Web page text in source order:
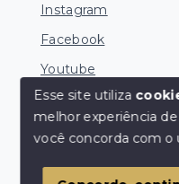
Instagram
Facebook
Youtube
© Copyright 2026 -
Esse site utiliza
melhor experiência
você concorda com o